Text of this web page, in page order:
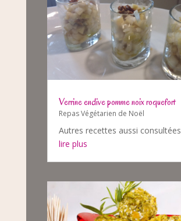
Verrine endive pomme noix roquefort
Repas Végétarien de Noël
Autres recettes aussi consultées
lire plus